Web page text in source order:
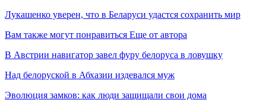
Лукашенко уверен, что в Беларуси удастся сохранить мир
Вам также могут понравиться Еще от автора
В Австрии навигатор завел фуру белоруса в ловушку
Над белоруской в Абхазии издевался муж
Эволюция замков: как люди защищали свои дома